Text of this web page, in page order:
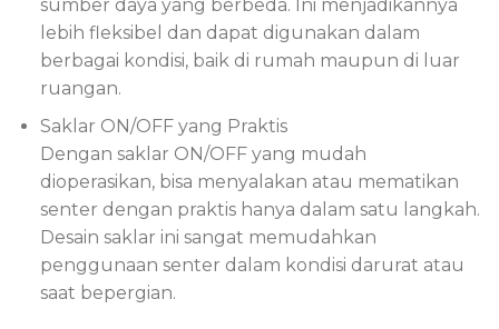
sumber daya yang berbeda. Ini menjadikannya
lebih fleksibel dan dapat digunakan dalam
berbagai kondisi, baik di rumah maupun di luar
ruangan.
Saklar ON/OFF yang Praktis
Dengan saklar ON/OFF yang mudah
dioperasikan, bisa menyalakan atau mematikan
senter dengan praktis hanya dalam satu langkah.
Desain saklar ini sangat memudahkan
penggunaan senter dalam kondisi darurat atau
saat bepergian.